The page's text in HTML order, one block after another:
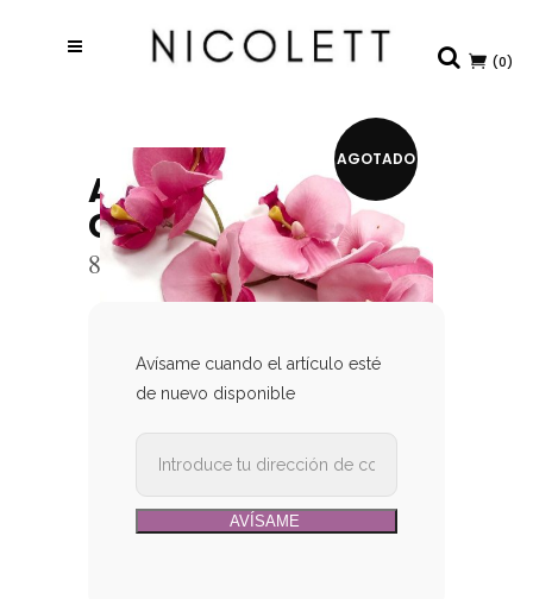
(0)
AGOTADO
ANILLO
COLGANTE RAYO
8,50€
Avísame cuando el artículo esté
de nuevo disponible